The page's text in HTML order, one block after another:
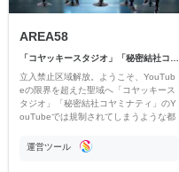
AREA58
「コヤッキースタジオ」「秘密結社コヤミナティ」
立入禁止区域解放。ようこそ、YouTub
eの限界を超えた聖域へ「コヤッキース
タジオ」「秘密結社コヤミナティ」のY
ouTubeでは規制されてしまうような都
公開。
運営ツール